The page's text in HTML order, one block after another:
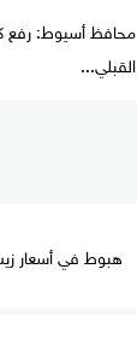
محافظ أسيوط: رفع
القبلي...
هبوط في أسعار